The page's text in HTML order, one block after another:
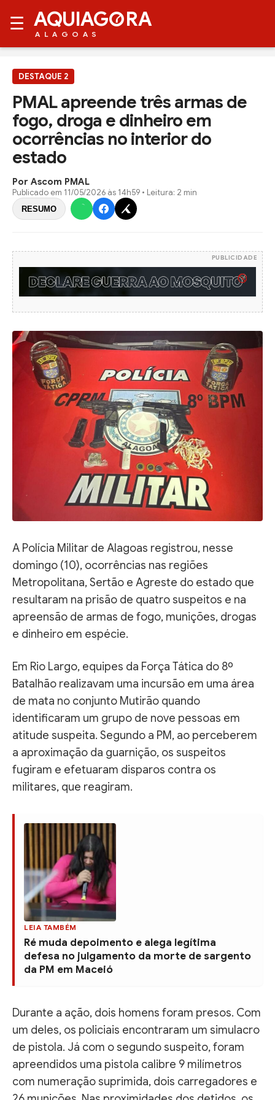
☰ AQUIAG RA
ALAGOAS
DESTAQUE 2
PMAL apreende três armas de
fogo, droga e dinheiro em
ocorrências no interior do
estado
Por Ascom PMAL
Publicado em 11/05/2026 às 14h59 • Leitura: 2 min
RESUMO
PUBLICIDADE
A Polícia Militar de Alagoas registrou, nesse
domingo (10), ocorrências nas regiões
Metropolitana, Sertão e Agreste do estado que
resultaram na prisão de quatro suspeitos e na
apreensão de armas de fogo, munições, drogas
e dinheiro em espécie.
Em Rio Largo, equipes da Força Tática do 8º
Batalhão realizavam uma incursão em uma área
de mata no conjunto Mutirão quando
identificaram um grupo de nove pessoas em
atitude suspeita. Segundo a PM, ao perceberem
a aproximação da guarnição, os suspeitos
fugiram e efetuaram disparos contra os
militares, que reagiram.
LEIA TAMBÉM
Ré muda depoimento e alega legítima
defesa no julgamento da morte de sargento
da PM em Maceió
Durante a ação, dois homens foram presos. Com
um deles, os policiais encontraram um simulacro
de pistola. Já com o segundo suspeito, foram
apreendidos uma pistola calibre 9 milímetros
com numeração suprimida, dois carregadores e